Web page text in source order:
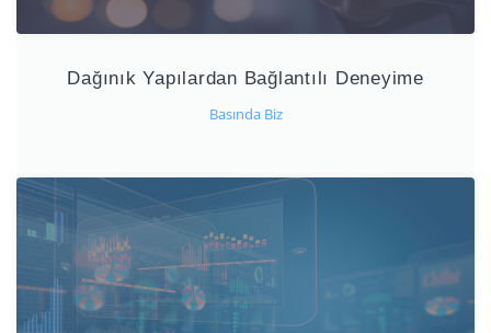
Dağınık Yapılardan Bağlantılı Deneyime
Basında Biz